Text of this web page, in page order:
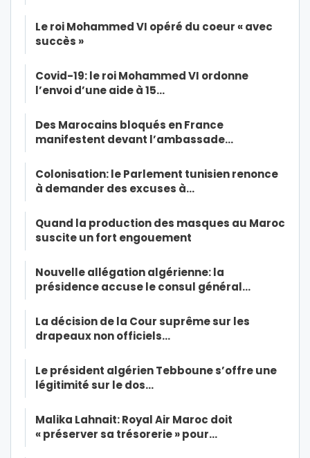
Le roi Mohammed VI opéré du coeur « avec
succès »
Covid-19: le roi Mohammed VI ordonne
l’envoi d’une aide à 15…
Des Marocains bloqués en France
manifestent devant l’ambassade…
Colonisation: le Parlement tunisien renonce
à demander des excuses à…
Quand la production des masques au Maroc
suscite un fort engouement
Nouvelle allégation algérienne: la
présidence accuse le consul général…
La décision de la Cour suprême sur les
drapeaux non officiels…
Le président algérien Tebboune s’offre une
légitimité sur le dos…
Malika Lahnait: Royal Air Maroc doit
« préserver sa trésorerie » pour…